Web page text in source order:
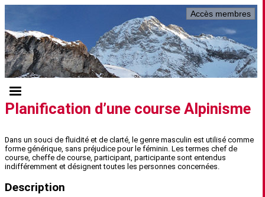
Accès membres
Planification d’une course Alpinisme
Dans un souci de fluidité et de clarté, le genre masculin est utilisé comme
forme générique, sans préjudice pour le féminin. Les termes chef de
course, cheffe de course, participant, participante sont entendus
indifféremment et désignent toutes les personnes concernées.
Description